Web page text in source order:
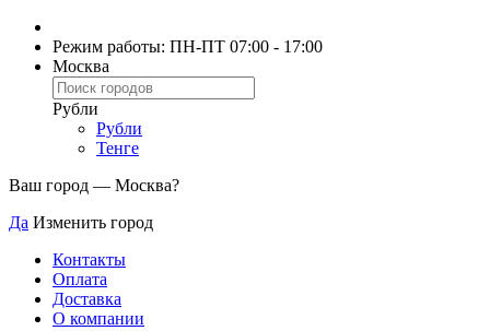
Режим работы: ПН-ПТ 07:00 - 17:00
Москва
Рубли
Рубли
Тенге
Ваш город — Москва?
Да Изменить город
Контакты
Оплата
Доставка
О компании